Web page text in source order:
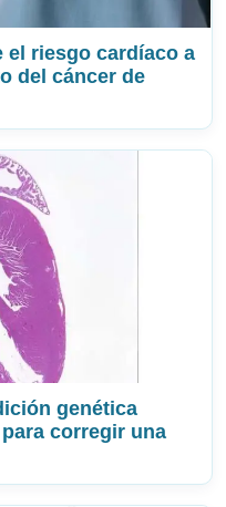
el riesgo cardíaco a
del cáncer de
genética
corregir una